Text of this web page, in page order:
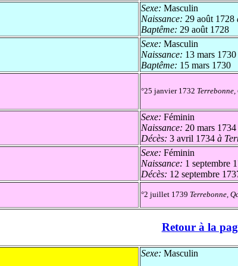
Sexe: Masculin
Naissance: 29 août 1728
Baptême: 29 août 1728
Sexe: Masculin
Naissance: 13 mars 1730
Baptême: 15 mars 1730
°25 janvier 1732 Terrebonne,
Sexe: Féminin
Naissance: 20 mars 1734
Décès: 3 avril 1734 à
Sexe: Féminin
Naissance: 1 septembre
Décès: 12 septembre
°2 juillet 1739 Terrebonne,
Retour à la
Sexe: Masculin